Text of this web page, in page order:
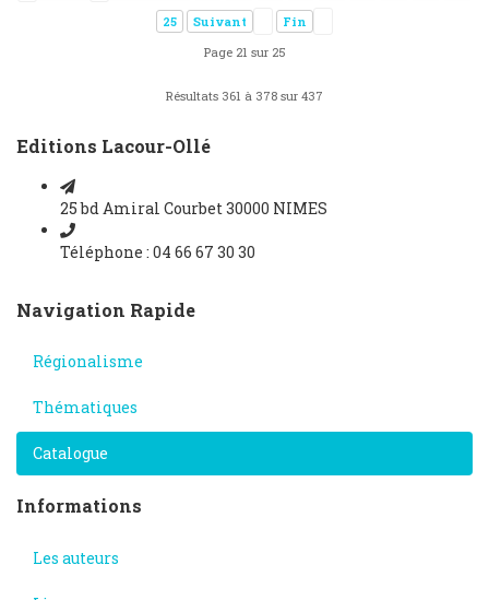
25
Suivant
Fin
Page 21 sur 25
Résultats 361 à 378 sur 437
Editions Lacour-Ollé
25 bd Amiral Courbet 30000 NIMES
Téléphone : 04 66 67 30 30
Navigation Rapide
Régionalisme
Thématiques
Catalogue
Informations
Les auteurs